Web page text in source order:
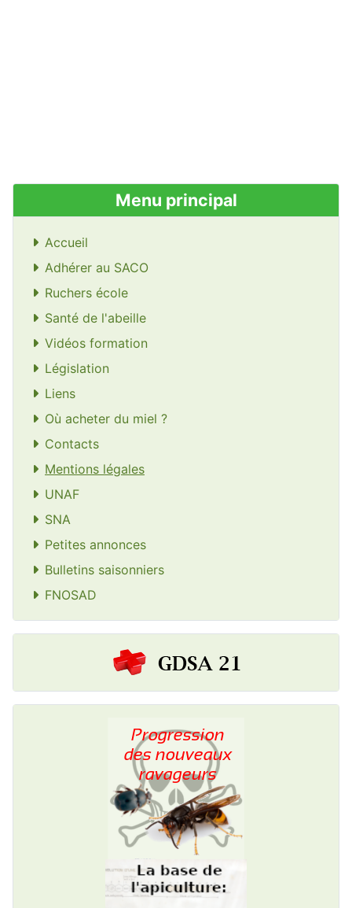
Menu principal
Accueil
Adhérer au SACO
Ruchers école
Santé de l'abeille
Vidéos formation
Législation
Liens
Où acheter du miel ?
Contacts
Mentions légales
UNAF
SNA
Petites annonces
Bulletins saisonniers
FNOSAD